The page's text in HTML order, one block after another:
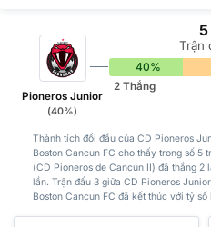
Pioneros Junior
(40%)
5
Trận
40%
2 Thắng
Thành tích đối đầu của CD Pioneros
Boston Cancun FC cho thấy trong số 5
(CD Pioneros de Cancún II) đã thắng 2
lần. Trận đấu 3 giữa CD Pioneros
Boston Cancun FC đã kết thúc với tỷ số